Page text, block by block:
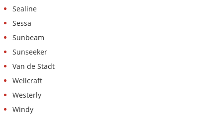
Sealine
Sessa
Sunbeam
Sunseeker
Van de Stadt
Wellcraft
Westerly
Windy